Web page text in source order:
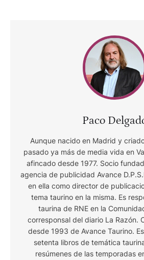
Paco
Aunque nacido en Madrid y
pasado ya más de media vida en
afincado desde 1977. Socio
agencia de publicidad Avance
en ella como director de
tema taurino en la misma. Es
taurina de RNE en la
corresponsal del diario La Razón.
desde 1993 de Avance Taurino.
setenta libros de temática
resúmenes de las temporadas